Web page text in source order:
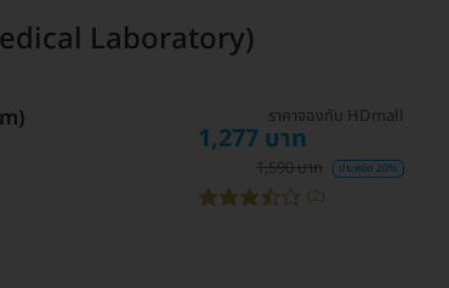
Laboratory)
ราคาจองกับ HDmall
1,277 บาท
1,590 บาท ประหยัด 20%
(2)